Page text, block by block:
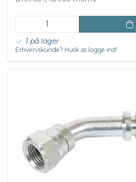
1 på lager
Erhvervskunde? Husk at logge ind!